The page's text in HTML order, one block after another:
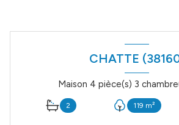
CHATTE
2 119 m²